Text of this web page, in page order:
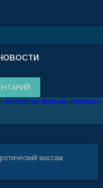
массаж